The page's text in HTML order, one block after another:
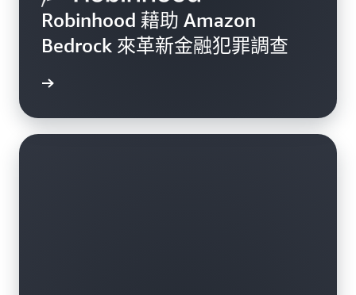
Robinhood 藉助 Amazon
Bedrock 來革新金融犯罪調查